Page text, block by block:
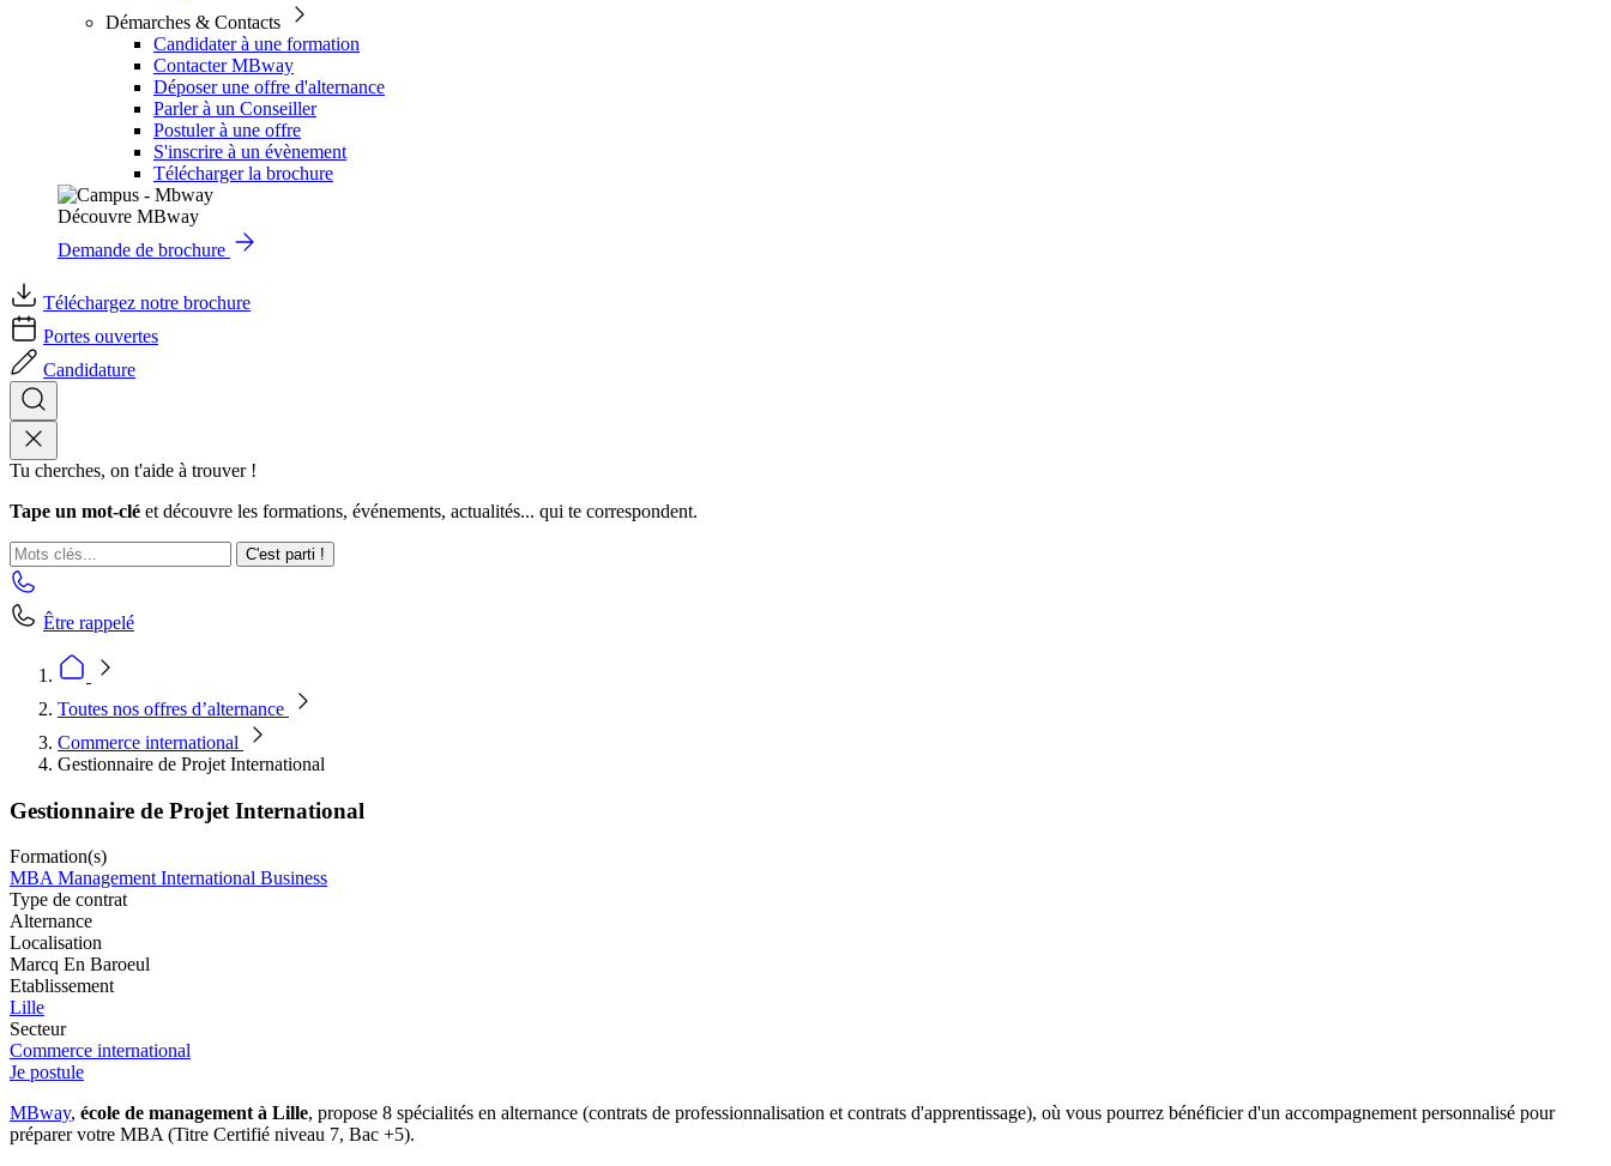
Démarches & Contacts
Candidater à une formation
Contacter MBway
Déposer une offre d'alternance
Parler à un Conseiller
Postuler à une offre
S'inscrire à un évènement
Télécharger la brochure
Découvre MBway
Demande de brochure
Téléchargez notre brochure
Portes ouvertes
Candidature
Tu cherches, on t'aide à trouver !
Tape un mot-clé et découvre les formations, événements, actualités... qui te correspondent.
C'est parti !
Être rappelé
Toutes nos offres d’alternance
Commerce international
Gestionnaire de Projet International
Gestionnaire de Projet International
Formation(s)
MBA Management International Business
Type de contrat
Alternance
Localisation
Marcq En Baroeul
Etablissement
Lille
Secteur
Commerce international
Je postule
MBway, école de management à Lille, propose 8 spécialités en alternance (contrats de professionnalisation et contrats d'apprentissage), où vous pourrez bénéficier d'un accompagnement personnalisé pour
préparer votre MBA (Titre Certifié niveau 7, Bac +5).